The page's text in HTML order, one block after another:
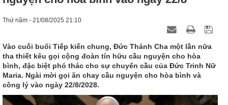
Thứ năm - 21/08/2025 21:10
Vào cuối buổi Tiếp kiến chung, Đức Thánh Cha một lần nữa
tha thiết kêu gọi cộng đoàn tín hữu cầu nguyện cho hòa
bình, đặc biệt phó thác cho sự chuyển cầu của Đức Trinh Nữ
Maria. Ngài mời gọi ăn chay cầu nguyện cho hòa bình và
công lý vào ngày 22/8/2028.